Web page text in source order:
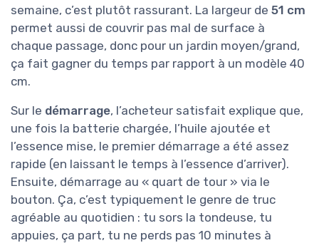
semaine, c’est plutôt rassurant. La largeur de 51 cm
permet aussi de couvrir pas mal de surface à
chaque passage, donc pour un jardin moyen/grand,
ça fait gagner du temps par rapport à un modèle 40
cm.
Sur le démarrage, l’acheteur satisfait explique que,
une fois la batterie chargée, l’huile ajoutée et
l’essence mise, le premier démarrage a été assez
rapide (en laissant le temps à l’essence d’arriver).
Ensuite, démarrage au « quart de tour » via le
bouton. Ça, c’est typiquement le genre de truc
agréable au quotidien : tu sors la tondeuse, tu
appuies, ça part, tu ne perds pas 10 minutes à